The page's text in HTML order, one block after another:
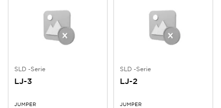
SLD -Serie
LJ-3
JUMPER
SLD -Serie
LJ-2
JUMPER